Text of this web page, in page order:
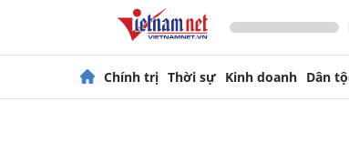
Chính trị Thời sự Kinh doanh Dân